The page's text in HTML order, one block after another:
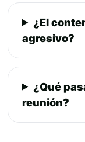
¿El
agresivo?
¿Qué
reunión?